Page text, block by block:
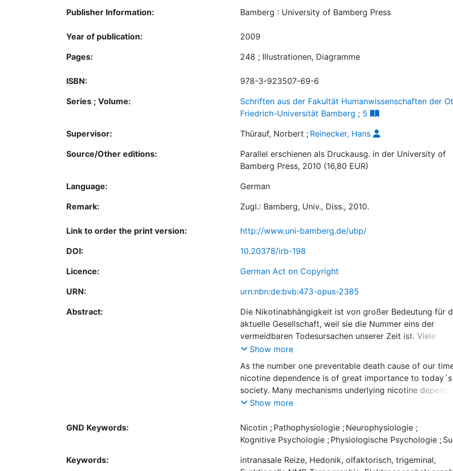
Publisher Information:
Bamberg : University of Bamberg Press
Year of publication:
2009
Pages:
248 ; Illustrationen, Diagramme
ISBN:
978-3-923507-69-6
Series ; Volume:
Schriften aus der Fakultät Humanwissenschaften der
Friedrich-Universität Bamberg ; 5
Supervisor:
Thürauf, Norbert ; Reinecker, Hans
Source/Other editions:
Parallel erschienen als Druckausg. in der University of
Bamberg Press, 2010 (16,80 EUR)
Language:
German
Remark:
Zugl.: Bamberg, Univ., Diss., 2010.
Link to order the print version:
http://www.uni-bamberg.de/ubp/
DOI:
10.20378/irb-198
Licence:
German Act on Copyright
URN:
urn:nbn:de:bvb:473-opus-2385
Abstract:
Die Nikotinabhängigkeit ist von großer Bedeutung für
aktuelle Gesellschaft, weil sie die Nummer eins der
vermeidbaren Todesursachen unserer Zeit ist. Viele
Mechanismen, die ihr zugrunde liegen, werden in
Zeit auch mit der Pathophysiologie verschiedener
psychiatrischer Störungsbilder wie z.B. Morbus
oder ADHS in Verbindung gebracht. Nikotinerg-
Schaltkreise stellen sich außerdem zunehmend als
entscheidender Faktor für kognitive Prozesse wie
heraus. Viele grundlegende Mechanismen sind jedoch
wie vor unbekannt. Die vorliegende Arbeit beschäftigt
mit neurophysiologischen und psychophysiologischen
Show more
As the number one preventable death cause of our
nicotine dependence is of great importance to today´s
society. Many mechanisms underlying nicotine
are latterly also linked to the pathophysiology of
Additionally, nicotinic-cholinergic circuits increasingly
emerge as a decisive factor for cognitive processes
until now, a lot of basal mechanisms are still unknown.
Show more
GND Keywords: Nicotin ; Pathophysiologie ; Neurophysiologie ;
Kognitive Psychologie ; Physiologische Psychologie ;
Keywords:
intranasale Reize, Hedonik, olfaktorisch, trigeminal,